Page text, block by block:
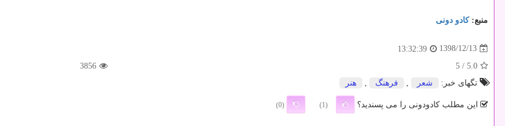
منبع:كادو دونی
1398/12/13
13:32:39
5.0
/ 5
3856
تگهای خبر:
شعر , فرهنگ , هنر
این مطلب کادودونی را می پسندید؟ (1)
(0)